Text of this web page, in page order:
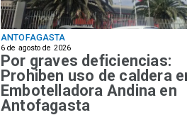
ANTOFAGASTA
6 de agosto de 2026
Por graves deficiencias:
Prohiben uso de caldera
Embotelladora Andina en
Antofagasta